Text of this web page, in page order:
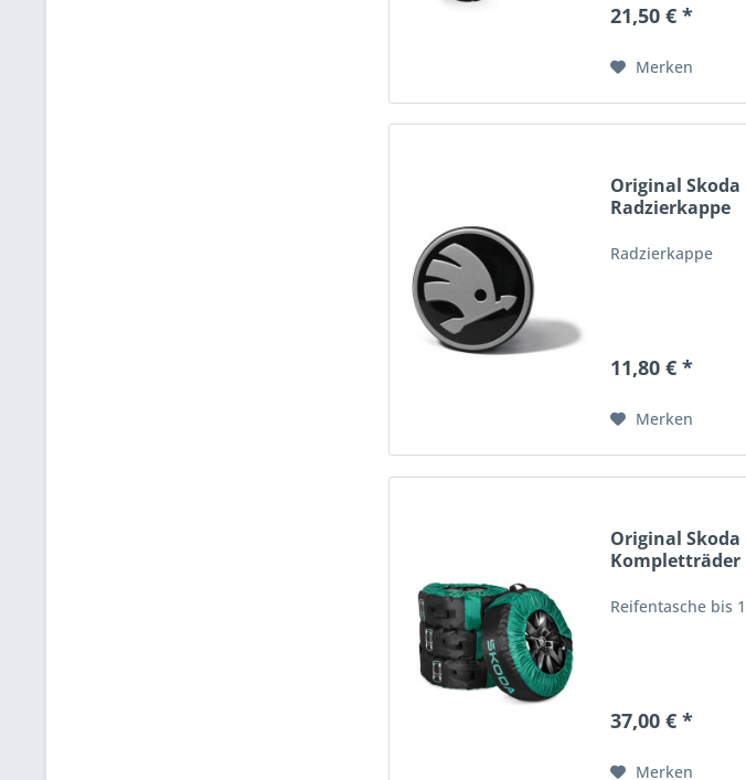
21,50 € *
Merken
Original Skoda
Radzierkappe
Radzierkappe
11,80 € *
Merken
Original
Kompletträder
Reifentasche bis
37,00 € *
Merken